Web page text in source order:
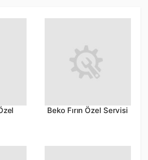
Beko Fırın Özel Servisi